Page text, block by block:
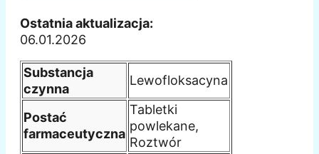
Ostatnia aktualizacja:
06.01.2026
Substancja
czynna
Lewofloksacyna
Postać
farmaceutyczna
Tabletki
powlekane,
Roztwór